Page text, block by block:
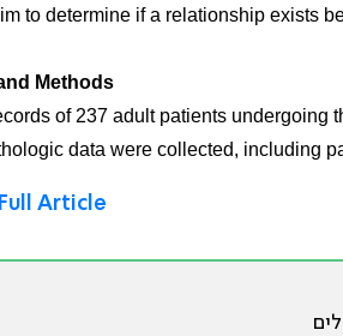
to determine if a relationship exists
Methods
of 237 adult patients undergoing
data were collected, including
Article